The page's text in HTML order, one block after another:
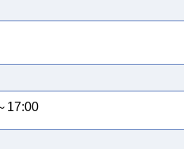
17:00